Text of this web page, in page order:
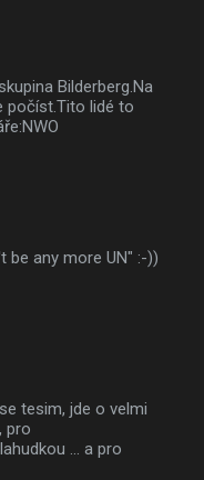
Bilderberg.Na
počíst.Tito lidé to
be any more UN" :-))
tesim, jde o velmi
pro
... a pro